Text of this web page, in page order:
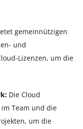
gemeinnützigen
und
Lizenzen, um die
Die Cloud
Team und die
um die